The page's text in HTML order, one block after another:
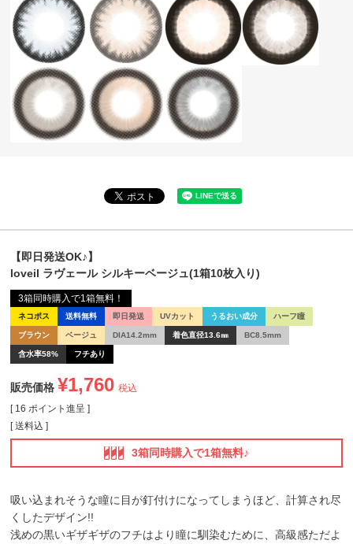
【即日発送OK♪】
loveil ラヴェール シルキーベージュ(1箱10枚入り)
ネコポス 送料無料 即日発送 UVカット うるおい成分 ハーフ瞳
ブラウン ベージュ DIA14.2mm 着色直径13.6㎜ BC8.5mm
含水率58% フチあり
3箱同時購入で1箱無料！
販売価格 ¥1,760 税込
[ 16 ポイント進呈 ]
送料込
3箱同時購入で1箱無料♪
吸い込まれそうな瞳に目が釘付けになってしまうほど、計算され尽
くしたデザイン!!
浅めの黒いギザギザのフチはより瞳に馴染むために、高級感ただよ